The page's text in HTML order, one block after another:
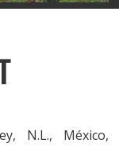
N.L., México,